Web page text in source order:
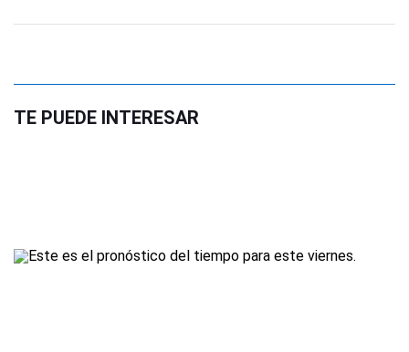
TE PUEDE INTERESAR